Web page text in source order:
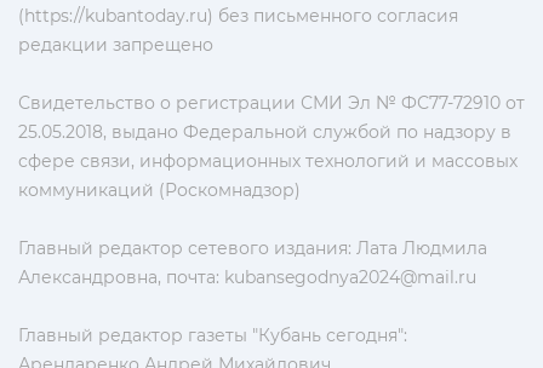
(https://kubantoday.ru) без письменного согласия
редакции запрещено
Свидетельство о регистрации СМИ Эл № ФС77-72910 от
25.05.2018, выдано Федеральной службой по надзору в
сфере связи, информационных технологий и массовых
коммуникаций (Роскомнадзор)
Главный редактор сетевого издания: Лата Людмила
Александровна, почта: kubansegodnya2024@mail.ru
Главный редактор газеты "Кубань сегодня":